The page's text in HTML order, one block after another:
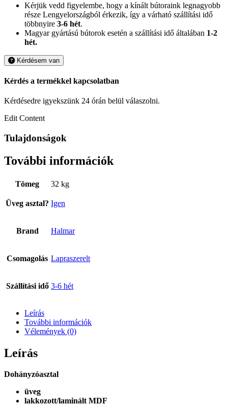
Kérjük vedd figyelembe, hogy a kínált bútoraink legnagyobb
része Lengyelországból érkezik, így a várható szállítási idő
többnyire 3-6 hét.
Magyar gyártású bútorok esetén a szállítási idő általában 1-2
hét.
Kérdésem van
Kérdés a termékkel kapcsolatban
Kérdésedre igyekszünk 24 órán belül válaszolni.
Edit Content
Tulajdonságok
További információk
Tömeg 32 kg
Üveg asztal? Igen
Brand Halmar
Csomagolás Lapraszerelt
Szállítási idő 3-6 hét
Leírás
További információk
Vélemények (0)
Leírás
Dohányzóasztal
üveg
lakkozott/laminált MDF